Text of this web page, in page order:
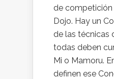
de
Dojo. Hay un
de las técnicas
todas deben
Mi o Mamoru.
definen ese